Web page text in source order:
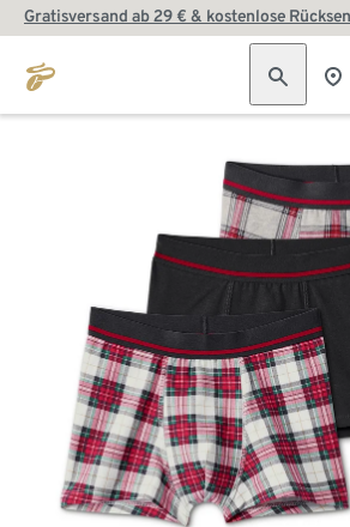
Gratisversand ab 29 € & kostenlose